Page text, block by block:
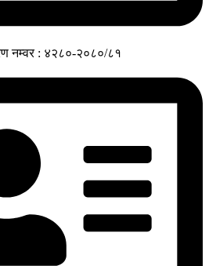
नम्वर : ४२८०-२०८०/८१